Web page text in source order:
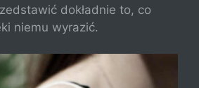
dokładnie to, co
niemu wyrazić.